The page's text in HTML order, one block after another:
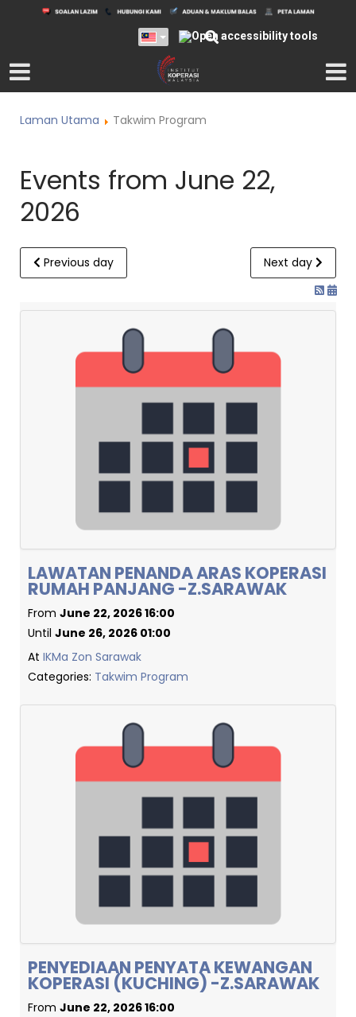
Laman Utama Takwim Program
Events from June 22,
2026
Previous day Next day
LAWATAN PENANDA ARAS KOPERASI
RUMAH PANJANG -Z.SARAWAK
From June 22, 2026 16:00
Until June 26, 2026 01:00
At IKMa Zon Sarawak
Categories: Takwim Program
PENYEDIAAN PENYATA KEWANGAN
KOPERASI (KUCHING) -Z.SARAWAK
From June 22, 2026 16:00